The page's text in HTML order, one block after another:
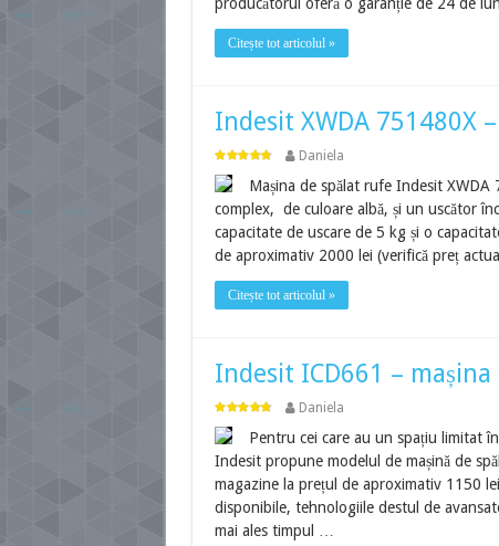
Citește tot articolul »
Indesit XWDA 751480X
Daniela
Mașina de spălat rufe Indesit
complex, de culoare albă, și un uscător
capacitate de uscare de 5 kg și o
de aproximativ 2000 lei (verifică preț
Citește tot articolul »
Indesit ICD661 – mașina
Daniela
Pentru cei care au un spațiu limitat
Indesit propune modelul de mașină de
magazine la prețul de aproximativ 1150
disponibile, tehnologiile destul de
mai ales timpul …